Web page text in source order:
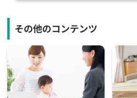
その他のコンテンツ